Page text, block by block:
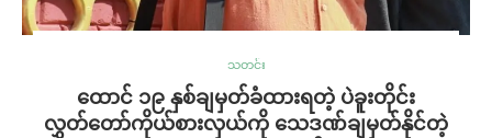
သတင်း
ထောင် ၁၉ နှစ်ချမှတ်ခံထားရတဲ့ ပဲခူးတိုင်း
လွှတ်တော်ကိုယ်စားလှယ်ကို သေဒဏ်ချမှတ်နိုင်တဲ့